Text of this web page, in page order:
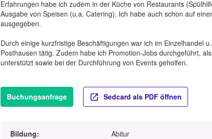
Erfahrungen habe ich zudem in der Küche von Restaurants
Ausgabe von Speisen (u.a. Catering). Ich habe auch schon auf
ausgegeben.
Durch einige kurzfristige Beschäftigungen war ich im Einzelhandel
Posthausen tätig. Zudem habe ich Promotion-Jobs durchgeführt,
unterstützt sowie bei der Durchführung von Events geholfen.
Buchungsanfrage Sedcard als PDF öffnen
Bildung:
Abitur